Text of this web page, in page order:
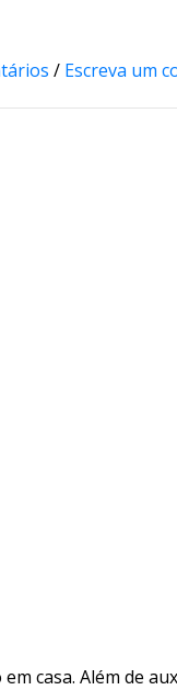
/ Escreva um
casa. Além de